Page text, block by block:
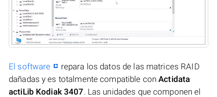
El software
repara los datos de las matrices RAID
dañadas y es totalmente compatible conActidata
actiLib Kodiak 3407. Las unidades que componen el